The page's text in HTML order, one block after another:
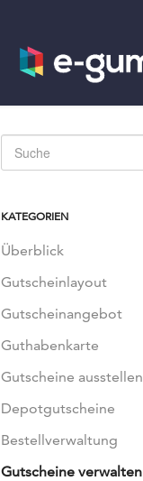
KATEGORIEN
Überblick
Gutscheinlayout
Gutscheinangebot
Guthabenkarte
Gutscheine ausstellen
Depotgutscheine
Bestellverwaltung
Gutscheine verwalten